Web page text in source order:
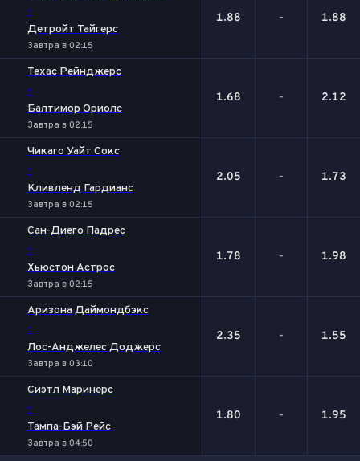
-
Детройт Тайгерс
Завтра в 02:15
1.88 - 1.88
Техас Рейнджерс
-
Балтимор Ориолс
Завтра в 02:15
1.68 - 2.12
Чикаго Уайт Сокс
-
Кливленд Гардианс
Завтра в 02:15
2.05 - 1.73
Сан-Диего Падрес
-
Хьюстон Астрос
Завтра в 02:15
1.78 - 1.98
Аризона Даймондбэкс
-
Лос-Анджелес Доджерс
Завтра в 03:10
2.35 - 1.55
Сиэтл Маринерс
-
Тампа-Бэй Рейс
Завтра в 04:50
1.80 - 1.95